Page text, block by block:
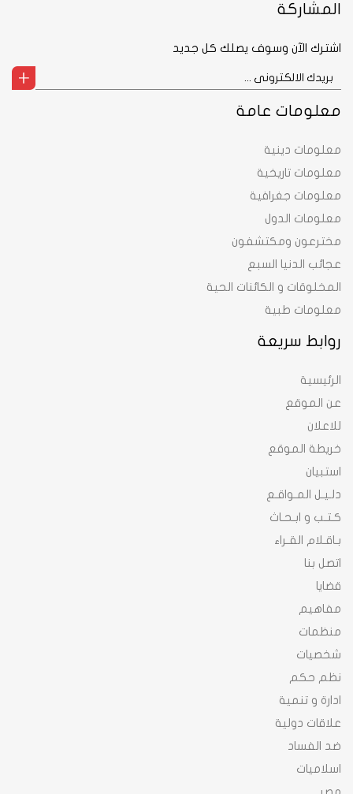
روابط سريعة
الرئيسية
عن الموقع
للاعلان
خريطة الموقع
استبيان
دلـيـل المـواقـع
كـتـب و ابـحـاث
بـاقـلام القـراء
اتصل بنا
قضايا
مفاهيم
منظمات
شخصيات
نظم حكم
ادارة و تنمية
علاقات دولية
ضد الفساد
اسلاميات
معلومات عامة
معلومات دينية
معلومات تاريخية
معلومات جغرافية
معلومات الدول
مخترعون ومكتشفون
عجائب الدنيا السبع
المخلوقات و الكائنات الحية
معلومات طبية
المشاركة
اشترك الآن وسوف يصلك كل جديد